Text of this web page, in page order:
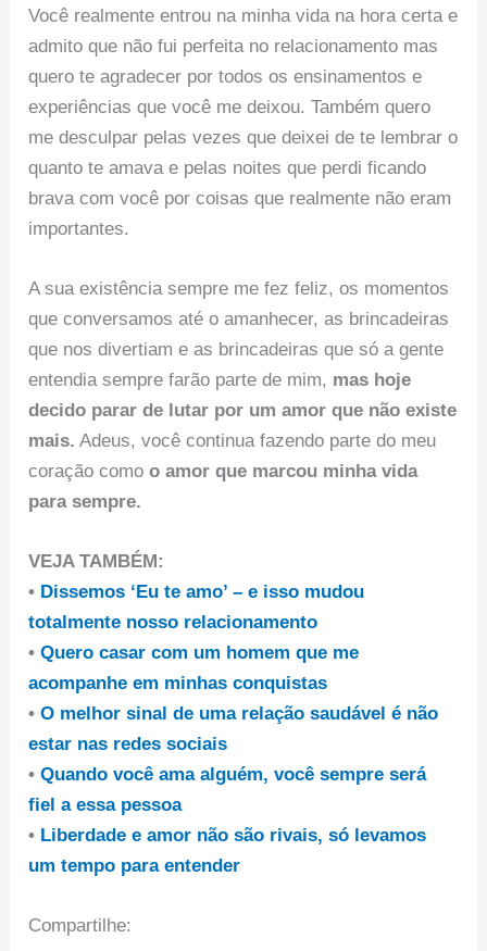
Você realmente entrou na minha vida na hora certa e
admito que não fui perfeita no relacionamento mas
quero te agradecer por todos os ensinamentos e
experiências que você me deixou. Também quero
me desculpar pelas vezes que deixei de te lembrar o
quanto te amava e pelas noites que perdi ficando
brava com você por coisas que realmente não eram
importantes.
A sua existência sempre me fez feliz, os momentos
que conversamos até o amanhecer, as brincadeiras
que nos divertiam e as brincadeiras que só a gente
entendia sempre farão parte de mim, mas hoje
decido parar de lutar por um amor que não existe
mais. Adeus, você continua fazendo parte do meu
coração comoo amor que marcou minha vida
para sempre.
VEJA TAMBÉM:
• Dissemos ‘Eu te amo’ – e isso mudou
totalmente nosso relacionamento
• Quero casar com um homem que me
acompanhe em minhas conquistas
•O melhor sinal de uma relação saudável é não
estar nas redes sociais
•Quando você ama alguém, você sempre será
fiel a essa pessoa
• Liberdade e amor não são rivais, só levamos
um tempo para entender
Compartilhe: